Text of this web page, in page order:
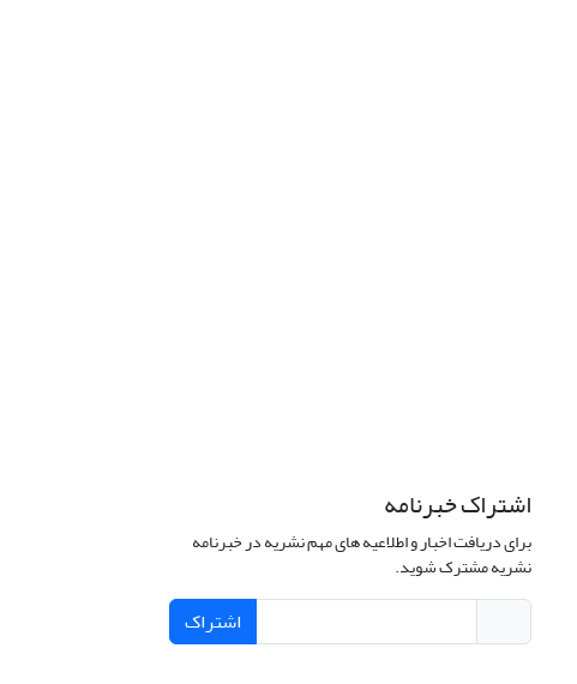
اشتراک خبرنامه
برای دریافت اخبار و اطلاعیه های مهم نشریه در خبرنامه
نشریه مشترک شوید.
اشتراک